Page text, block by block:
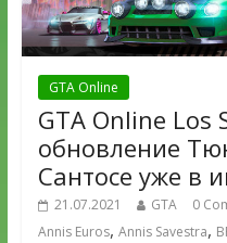
GTA Online
GTA Online Los
обновление
Сантосе уже в
21.07.2021 GTA 0
Annis Euros, Annis Savestra,